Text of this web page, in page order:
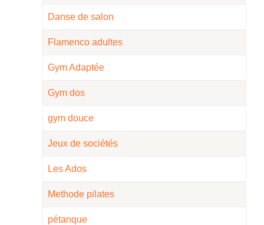
Danse de salon
Flamenco adultes
Gym Adaptée
Gym dos
gym douce
Jeux de sociétés
Les Ados
Methode pilates
pétanque